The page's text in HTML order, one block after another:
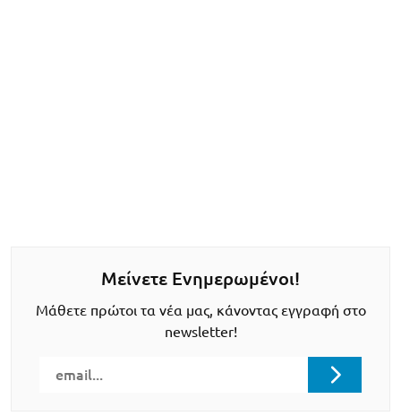
Μείνετε Ενημερωμένοι!
Μάθετε πρώτοι τα νέα μας, κάνοντας εγγραφή στο
newsletter!